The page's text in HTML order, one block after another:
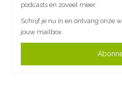
podcasts en zoveel meer.
Schrijf je nu in en ontvang onze
jouw mailbox.